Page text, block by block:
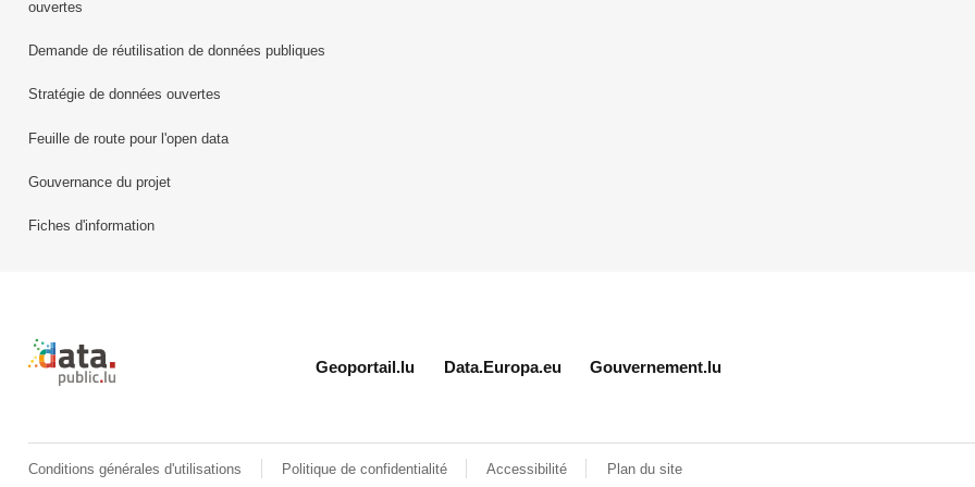
ouvertes
Demande de réutilisation de données publiques
Stratégie de données ouvertes
Feuille de route pour l'open data
Gouvernance du projet
Fiches d'information
Retour à l'accueil de data.public.lu
Geoportail.lu Data.Europa.eu Gouvernement.lu
Conditions générales d'utilisations Politique de confidentialité Accessibilité Plan du site